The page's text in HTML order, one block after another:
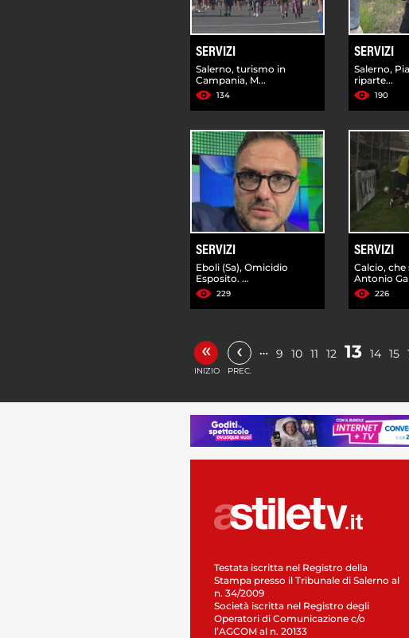
SERVIZI
Salerno, turismo in
Campania, M...
134
SERVIZI
Salerno,
riparte...
190
SERVIZI
Eboli (Sa), Omicidio
Esposito. ...
229
SERVIZI
Calcio, che
Antonio
226
«
INIZIO
‹
PREC.
… 9 10 11 12 13 14 15
Testata iscritta nel Registro della
Stampa presso il Tribunale di Salerno al
n. 34/2009
Società iscritta nel Registro degli
Operatori di Comunicazione c/o
l’AGCOM al n. 20133